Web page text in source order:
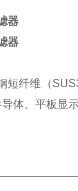
器
器
纤维（
体、平板显